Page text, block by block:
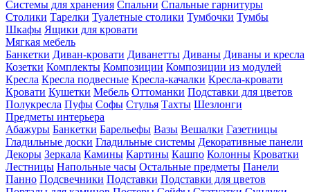
Системы для хранения Спальни Спальные гарнитуры
Столики Тарелки Туалетные столики Тумбочки Тумбы
Шкафы Ящики для кровати
Мягкая мебель
Банкетки Диван-кровати Диванетты Диваны Диваны и кресла
Козетки Комплекты Композиции Композиции из модулей
Кресла Кресла подвесные Кресла-качалки Кресла-кровати
Кровати Кушетки Мебель Оттоманки Подставки для цветов
Полукресла Пуфы Софы Стулья Тахты Шезлонги
Предметы интерьера
Абажуры Банкетки Барельефы Вазы Вешалки Газетницы
Гладильные доски Гладильные системы Декоративные панели
Декоры Зеркала Камины Картины Кашпо Колонны Кроватки
Лестницы Напольные часы Остальные предметы Панели
Панно Подсвечники Подставки Подставки для цветов